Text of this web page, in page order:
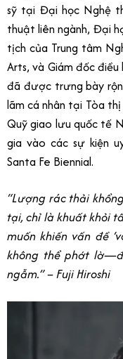
sỹ tại Đại học Nghệ
thuật liên ngành, Đại
tịch của Trung tâm
Arts, và Giám đốc điều
đã được trưng bày
lãm cá nhân tại Tòa
Quỹ giao lưu quốc tế
gia vào các sự kiện
Santa Fe Biennial.
“Lượng rác thải
tại, chỉ là khuất khỏi
muốn khiến vấn đề
không thể phớt
ngẫm.” – Fuji Hiroshi